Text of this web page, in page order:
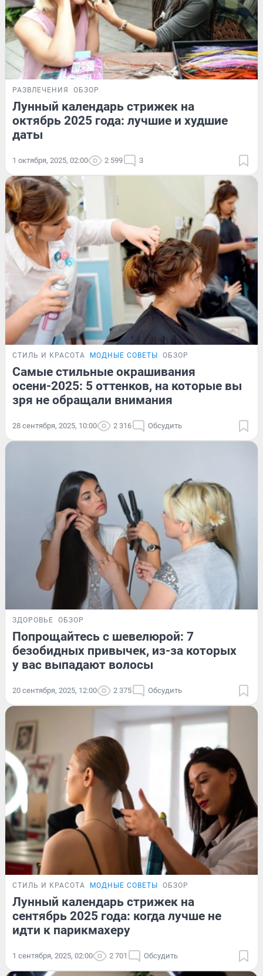
РАЗВЛЕЧЕНИЯ ОБЗОР
Лунный календарь стрижек на
октябрь 2025 года: лучшие и худшие
даты
1 октября, 2025, 02:00 2 599 3
СТИЛЬ И КРАСОТА МОДНЫЕ СОВЕТЫ ОБЗОР
Самые стильные окрашивания
осени-2025: 5 оттенков, на которые вы
зря не обращали внимания
28 сентября, 2025, 10:00 2 316 Обсудить
ЗДОРОВЬЕ ОБЗОР
Попрощайтесь с шевелюрой: 7
безобидных привычек, из-за которых
у вас выпадают волосы
20 сентября, 2025, 12:00 2 375 Обсудить
СТИЛЬ И КРАСОТА МОДНЫЕ СОВЕТЫ ОБЗОР
Лунный календарь стрижек на
сентябрь 2025 года: когда лучше не
идти к парикмахеру
1 сентября, 2025, 02:00 2 701 Обсудить